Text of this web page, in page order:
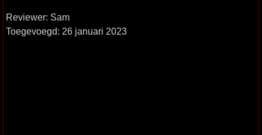
Reviewer: Sam
Toegevoegd: 26 januari 2023